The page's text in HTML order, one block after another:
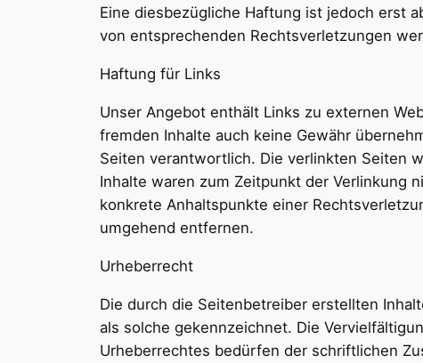
Eine diesbezügliche Haftung ist jedoch erst
von entsprechenden Rechtsverletzungen
Haftung für Links
Unser Angebot enthält Links zu externen
fremden Inhalte auch keine Gewähr
Seiten verantwortlich. Die verlinkten Seiten
Inhalte waren zum Zeitpunkt der Verlinkung
konkrete Anhaltspunkte einer
umgehend entfernen.
Urheberrecht
Die durch die Seitenbetreiber erstellten
als solche gekennzeichnet. Die
Urheberrechtes bedürfen der schriftlichen